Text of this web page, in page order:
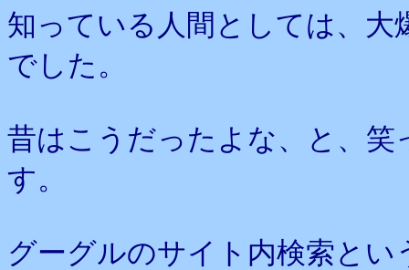
知っている人間としては、
でした。
昔はこうだったよな、と、
す。
グーグルのサイト内検索と